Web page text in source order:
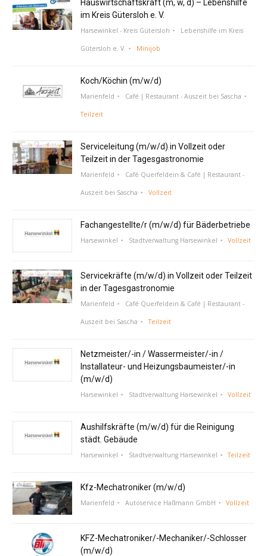
Hauswirtschaftskraft (m, w, d) – Lebenshilfe
im Kreis Gütersloh e. V.
Harsewinkel - Kreis Gütersloh Lebenshilfe im Kreis
Gütersloh e. V. Minijob
Koch/Köchin (m/w/d)
Marienfeld Café | Restaurant - Auszeit bei Sascha
Teilzeit
Serviceleitung (m/w/d) in Vollzeit oder
Teilzeit in der Tagesgastronomie
Marienfeld Café Querfeldein & Café | Restaurant -
Auszeit bei Sascha Vollzeit
Fachangestellte/r (m/w/d) für Bäderbetriebe
Harsewinkel Stadtverwaltung Harsewinkel Vollzeit
Servicekräfte (m/w/d) in Vollzeit oder Teilzeit
in der Tagesgastronomie
Marienfeld Café Querfeldein & Café | Restaurant -
Auszeit bei Sascha Teilzeit
Netzmeister/-in / Wassermeister/-in /
Installateur- und Heizungsbaumeister/-in
(m/w/d)
Harsewinkel Stadtverwaltung Harsewinkel Vollzeit
Aushilfskräfte (m/w/d) für die Reinigung
städt. Gebäude
Harsewinkel Stadtverwaltung Harsewinkel Teilzeit
Kfz-Mechatroniker (m/w/d)
Marienfeld Autoservice Haßmann GmbH Vollzeit
KFZ-Mechatroniker/-Mechaniker/-Schlosser
(m/w/d)